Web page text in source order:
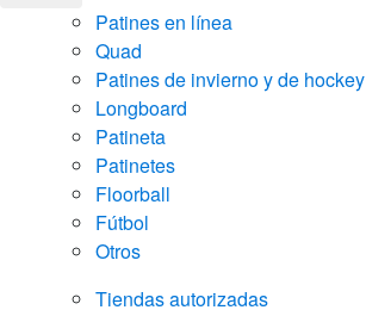
Patines en línea
Quad
Patines de invierno y de hockey
Longboard
Patineta
Patinetes
Floorball
Fútbol
Otros
Tiendas autorizadas